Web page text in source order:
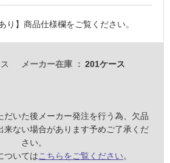
り】商品仕様欄をご覧ください。
メーカー在庫 201ケース
だいた後メーカー発注を行う為、欠品
来ない場合があります予めご了承くだ
さい。
ついてはこちらをご覧ください。